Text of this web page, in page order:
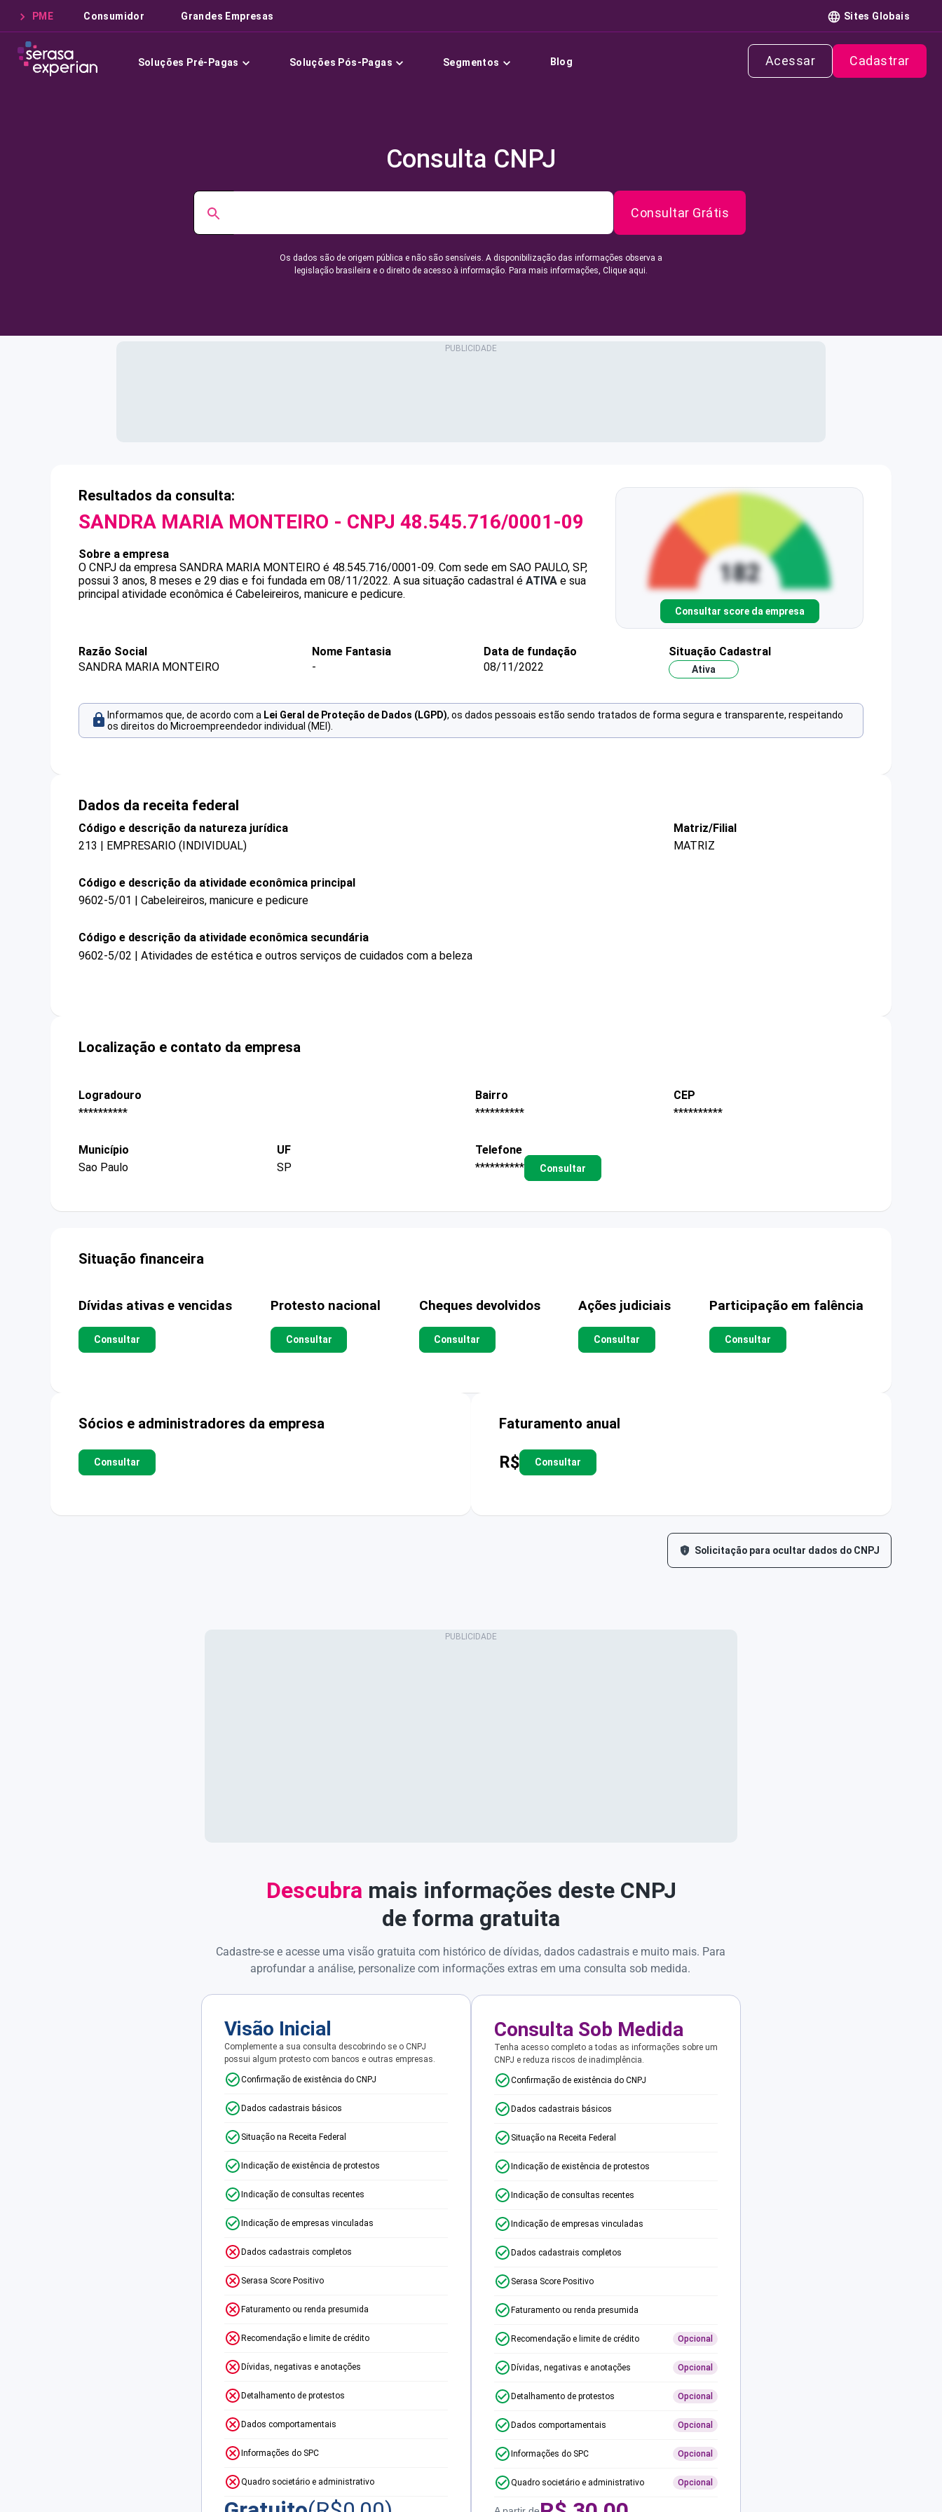
PME Consumidor Grandes Empresas Sites Globais
Soluções Pré-Pagas Soluções Pós-Pagas Segmentos Blog Acessar Cadastrar
Consulta CNPJ
Consultar Grátis
Os dados são de origem pública e não são sensíveis. A disponibilização das informações observa a
legislação brasileira e o direito de acesso à informação. Para mais informações, Clique aqui.
Resultados da consulta:
SANDRA MARIA MONTEIRO - CNPJ 48.545.716/0001-09
Sobre a empresa
O CNPJ da empresa SANDRA MARIA MONTEIRO é 48.545.716/0001-09. Com sede em SAO PAULO, SP,
possui 3 anos, 8 meses e 29 dias e foi fundada em 08/11/2022. A sua situação cadastral é ATIVA e sua
principal atividade econômica é Cabeleireiros, manicure e pedicure.
Consultar score da empresa
Razão Social
SANDRA MARIA MONTEIRO
Nome Fantasia
-
Data de fundação
08/11/2022
Situação Cadastral
Ativa
Informamos que, de acordo com a Lei Geral de Proteção de Dados (LGPD), os dados pessoais estão sendo tratados de forma segura e transparente, respeitando
os direitos do Microempreendedor individual (MEI).
Dados da receita federal
Código e descrição da natureza jurídica
213 | EMPRESARIO (INDIVIDUAL)
Matriz/Filial
MATRIZ
Código e descrição da atividade econômica principal
9602-5/01 | Cabeleireiros, manicure e pedicure
Código e descrição da atividade econômica secundária
9602-5/02 | Atividades de estética e outros serviços de cuidados com a beleza
Localização e contato da empresa
Logradouro
**********
Bairro
**********
CEP
**********
Município
Sao Paulo
UF
SP
Telefone
**********
Consultar
Situação financeira
Dívidas ativas e vencidas
Consultar
Protesto nacional
Consultar
Cheques devolvidos
Consultar
Ações judiciais
Consultar
Participação em falência
Consultar
Sócios e administradores da empresa
Consultar
Faturamento anual
R$ Consultar
Solicitação para ocultar dados do CNPJ
Descubra mais informações deste CNPJ
de forma gratuita
Cadastre-se e acesse uma visão gratuita com histórico de dívidas, dados cadastrais e muito mais. Para
aprofundar a análise, personalize com informações extras em uma consulta sob medida.
Visão Inicial
Complemente a sua consulta descobrindo se o CNPJ
possui algum protesto com bancos e outras empresas.
Confirmação de existência do CNPJ
Dados cadastrais básicos
Situação na Receita Federal
Indicação de existência de protestos
Indicação de consultas recentes
Indicação de empresas vinculadas
Dados cadastrais completos
Serasa Score Positivo
Faturamento ou renda presumida
Recomendação e limite de crédito
Dívidas, negativas e anotações
Detalhamento de protestos
Dados comportamentais
Informações do SPC
Quadro societário e administrativo
Consulta Sob Medida
Tenha acesso completo a todas as informações sobre um
CNPJ e reduza riscos de inadimplência.
Confirmação de existência do CNPJ
Dados cadastrais básicos
Situação na Receita Federal
Indicação de existência de protestos
Indicação de consultas recentes
Indicação de empresas vinculadas
Dados cadastrais completos
Serasa Score Positivo
Faturamento ou renda presumida
Recomendação e limite de crédito Opcional
Dívidas, negativas e anotações Opcional
Detalhamento de protestos Opcional
Dados comportamentais Opcional
Informações do SPC Opcional
Quadro societário e administrativo Opcional